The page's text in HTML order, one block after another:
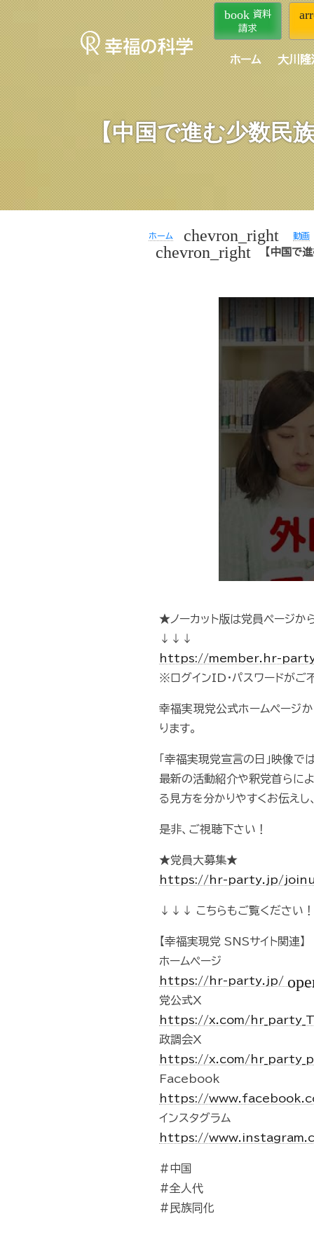
book 資料
請求
ホーム 大川隆
【中国で進む少数民
ホーム chevron_right 動画
chevron_right 【中国で
★ノーカット版は党員ページか
↓↓↓
https://member.hr-
※ログインID・パスワードがご
幸福実現党公式ホームページ
ります。
「幸福実現党宣言の日」映像
最新の活動紹介や釈党首らに
る見方を分かりやすくお伝え
是非、ご視聴下さい！
★党員大募集★
https://hr-party.jp/
↓↓↓ こちらもご覧くださ
【幸福実現党 SNSサイト関連】
ホームページ
https://hr-party.jp/
党公式X
https://x.com/
政調会X
https://x.com/
Facebook
https://
インスタグラム
https://
#中国
#全人代
#民族同化